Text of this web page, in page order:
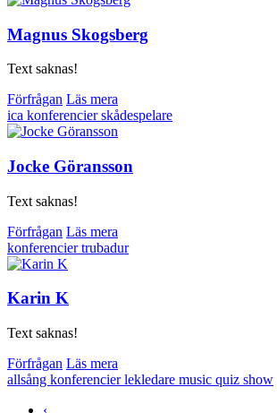
Magnus Skogsberg
Text saknas!
Förfrågan Läs mera
ica konferencierskådespelare
Jocke Göransson
Text saknas!
Förfrågan Läs mera
konferenciertrubadur
Karin K
Text saknas!
Förfrågan Läs mera
allsång konferencierlekledare music quiz show
‹